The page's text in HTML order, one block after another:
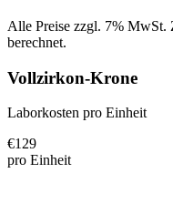
Alle Preise zzgl. 7% MwSt.
berechnet.
Vollzirkon-Krone
Laborkosten pro Einheit
€129
pro Einheit